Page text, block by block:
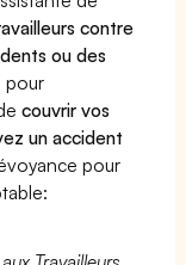
contre
ou des
pour
couvrir vos
un accident
pour